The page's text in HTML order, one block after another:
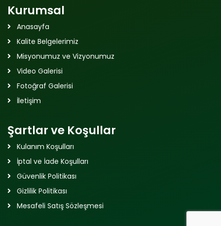
Kurumsal
Anasayfa
Kalite Belgelerimiz
Misyonumuz ve Vizyonumuz
Video Galerisi
Fotoğraf Galerisi
İletişim
Şartlar ve Koşullar
Kulanım Koşulları
İptal ve İade Koşulları
Güvenlik Politikası
Gizlilik Politikası
Mesafeli Satış Sözleşmesi